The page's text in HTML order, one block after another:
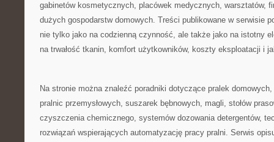
gabinetów kosmetycznych, placówek medycznych, warsztatów,
dużych gospodarstw domowych. Treści publikowane w serwisie
nie tylko jako na codzienną czynność, ale także jako na istotny
na trwałość tkanin, komfort użytkowników, koszty eksploatacji i
Na stronie można znaleźć poradniki dotyczące pralek domowych,
pralnic przemysłowych, suszarek bębnowych, magli, stołów
czyszczenia chemicznego, systemów dozowania detergentów,
rozwiązań wspierających automatyzację pracy pralni. Serwis